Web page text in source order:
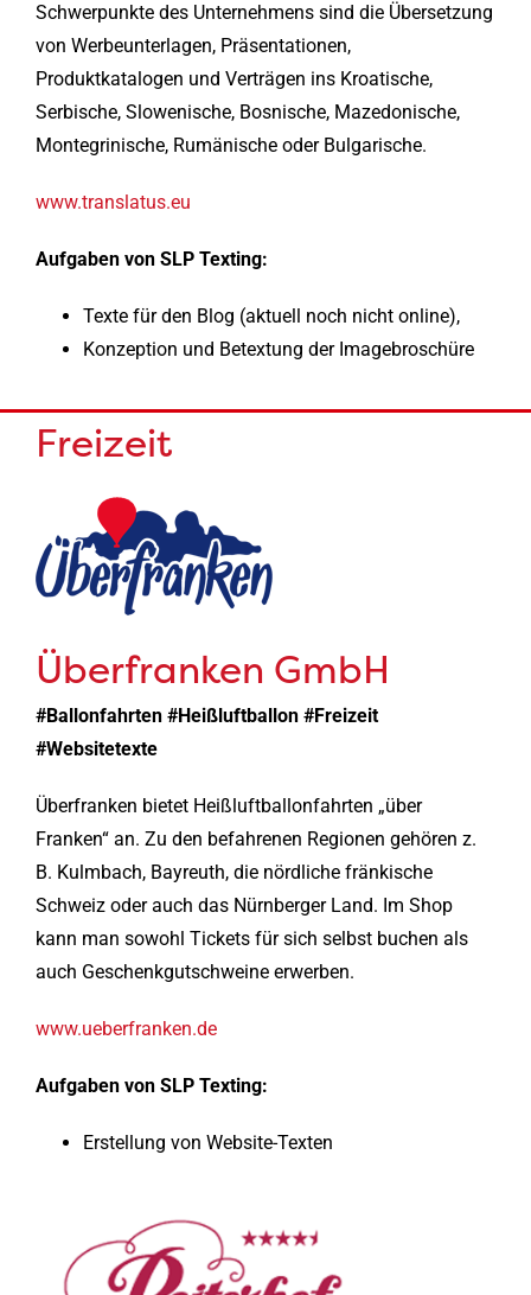
Schwerpunkte des Unternehmens sind die Übersetzung
von Werbeunterlagen, Präsentationen,
Produktkatalogen und Verträgen ins Kroatische,
Serbische, Slowenische, Bosnische, Mazedonische,
Montegrinische, Rumänische oder Bulgarische.
www.translatus.eu
Aufgaben von SLP Texting:
Texte für den Blog (aktuell noch nicht online),
Konzeption und Betextung der Imagebroschüre
Freizeit
Überfranken GmbH
#Ballonfahrten #Heißluftballon #Freizeit
#Websitetexte
Überfranken bietet Heißluftballonfahrten „über
Franken“ an. Zu den befahrenen Regionen gehören z.
B. Kulmbach, Bayreuth, die nördliche fränkische
Schweiz oder auch das Nürnberger Land. Im Shop
kann man sowohl Tickets für sich selbst buchen als
auch Geschenkgutschweine erwerben.
www.ueberfranken.de
Aufgaben von SLP Texting:
Erstellung von Website-Texten